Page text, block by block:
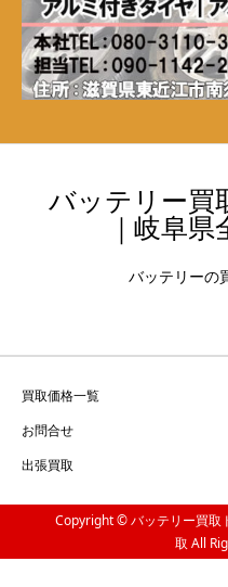
バッテリー買
｜岐阜
バッテリーの
買取価格一覧
お問合せ
出張買取
Copyright © バッテリー買取
取 All